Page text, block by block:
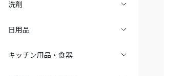
洗剤
日用品
キッチン用品・食器